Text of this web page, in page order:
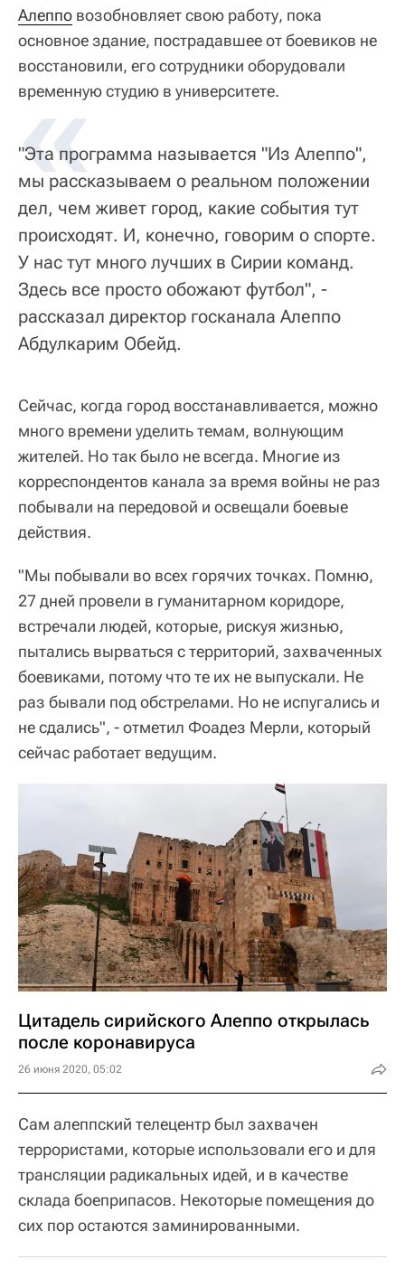
Алеппо возобновляет свою работу, пока
основное здание, пострадавшее от боевиков не
восстановили, его сотрудники оборудовали
временную студию в университете.
«
"Эта программа называется "Из Алеппо",
мы рассказываем о реальном положении
дел, чем живет город, какие события тут
происходят. И, конечно, говорим о спорте.
У нас тут много лучших в Сирии команд.
Здесь все просто обожают футбол", -
рассказал директор госканала Алеппо
Абдулкарим Обейд.
Сейчас, когда город восстанавливается, можно
много времени уделить темам, волнующим
жителей. Но так было не всегда. Многие из
корреспондентов канала за время войны не раз
побывали на передовой и освещали боевые
действия.
"Мы побывали во всех горячих точках. Помню,
27 дней провели в гуманитарном коридоре,
встречали людей, которые, рискуя жизнью,
пытались вырваться с территорий, захваченных
боевиками, потому что те их не выпускали. Не
раз бывали под обстрелами. Но не испугались и
не сдались", - отметил Фоадез Мерли, который
сейчас работает ведущим.
Цитадель сирийского Алеппо открылась
после коронавируса
26 июня 2020, 05:02
Сам алеппский телецентр был захвачен
террористами, которые использовали его и для
трансляции радикальных идей, и в качестве
склада боеприпасов. Некоторые помещения до
сих пор остаются заминированными.